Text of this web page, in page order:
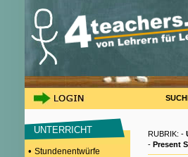
UNTERRICHT
• Stundenentwürfe
RUBRIK: -
- Present